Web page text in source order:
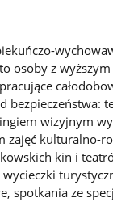
osoby z wyższym
bezpieczeństwa:
wizyjnym
zajęć kulturalno-
kin i
spotkania ze